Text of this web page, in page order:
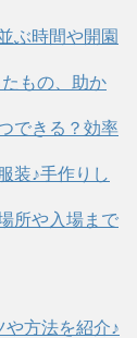
ぶ時間や開園
もの、助か
できる？効率
装♪手作りし
所や入場まで
方法を紹介♪